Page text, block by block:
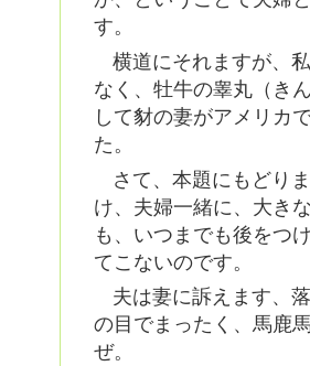
す。
横道にそれますが、
なく、牡牛の睾丸（き
して豺の妻がアメリカ
た。
さて、本題にもどり
け、夫婦一緒に、大き
も、いつまでも後をつ
てこないのです。
夫は妻に訴えます、
の目でまったく、馬鹿
ぜ。